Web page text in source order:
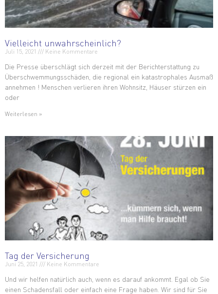
Vielleicht unwahrscheinlich?
Juli 15, 2021 Keine Kommentare
Die Presse überschlägt sich derzeit mit der Berichterstattung zu
Überschwemmungsschäden, die regional ein katastrophales Ausmaß
annehmen ! Menschen verlieren ihren Wohnsitz, Häuser stürzen ein
oder
Weiterlesen »
Tag der Versicherung
Juni 25, 2021 Keine Kommentare
Und wir helfen natürlich auch, wenn es darauf ankommt. Egal ob Sie
einen Schadensfall oder einfach eine Frage haben. Wir sind für Sie